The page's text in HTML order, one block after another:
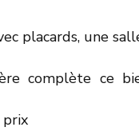
placards, une
complète ce
prix